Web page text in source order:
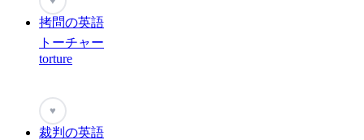
拷問の英語
トーチャー
torture
♥
裁判の英語